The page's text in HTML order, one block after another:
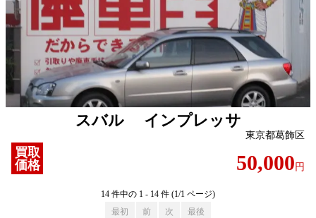
スバル インプレッサ
東京都葛飾区
買取
価格
50,000 円
14 件中の 1 - 14 件 (1/1 ページ)
最初
前 次 最後